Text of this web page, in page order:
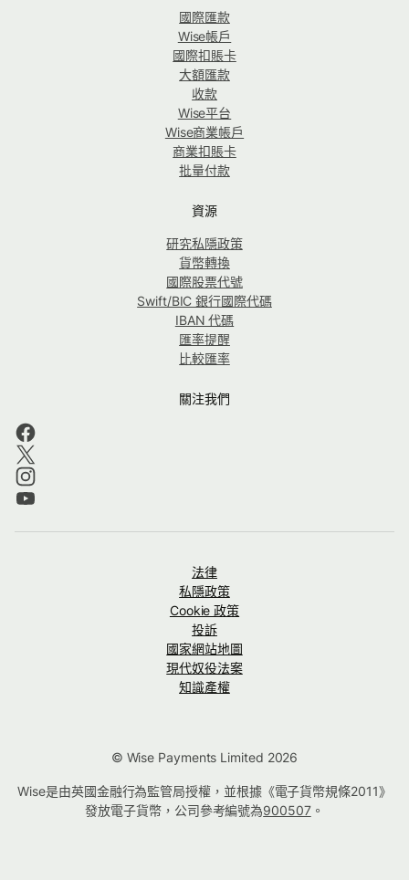
國際匯款
Wise帳戶
國際扣賬卡
大額匯款
收款
Wise平台
Wise商業帳戶
商業扣賬卡
批量付款
資源
研究私隱政策
貨幣轉換
國際股票代號
Swift/BIC 銀行國際代碼
IBAN 代碼
匯率提醒
比較匯率
關注我們
法律
私隱政策
Cookie 政策
投訴
國家網站地圖
現代奴役法案
知識產權
© Wise Payments Limited 2026
Wise是由英國金融行為監管局授權，並根據《電子貨幣規條2011》
發放電子貨幣，公司參考編號為900507。